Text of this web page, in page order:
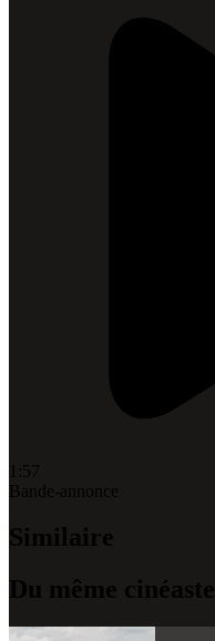
1:57
Bande-annonce
Similaire
Du même cinéaste